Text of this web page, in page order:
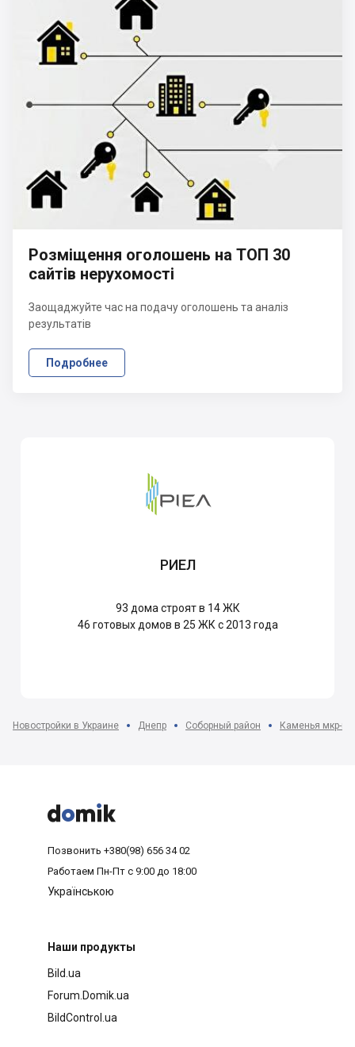
Розміщення оголошень на ТОП 30
сайтів нерухомості
Заощаджуйте час на подачу оголошень та аналіз
результатів
Подробнее
РИЕЛ
93 дома строят в 14 ЖК
46 готовых домов в 25 ЖК с 2013 года
Новостройки в Украине Днепр Соборный район Каменья мкр-н



Позвонить +380(98) 656 34 02
Работаем Пн-Пт с 9:00 до 18:00
Українською
Наши продукты
Bild.ua
Forum.Domik.ua
BildControl.ua